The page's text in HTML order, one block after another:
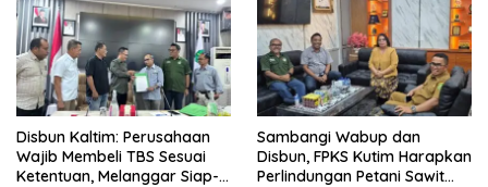
Disbun Kaltim: Perusahaan
Wajib Membeli TBS Sesuai
Ketentuan, Melanggar Siap-
Sambangi Wabup dan
Disbun, FPKS Kutim Harapkan
Perlindungan Petani Sawit